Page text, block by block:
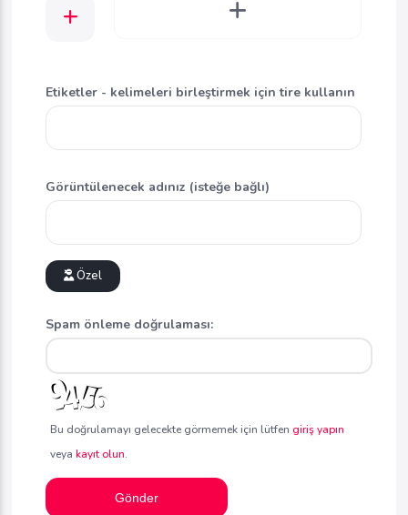
Etiketler - kelimeleri birleştirmek için tire kullanın
Görüntülenecek adınız (isteğe bağlı)
Özel
Spam önleme doğrulaması:
Bu doğrulamayı gelecekte görmemek için lütfen giriş yapın
veyakayıt olun.
Gönder